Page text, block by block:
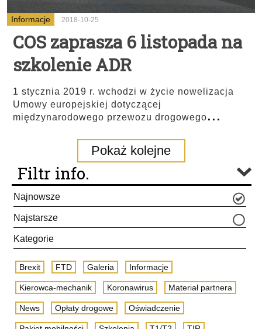
Informacje 2018-10-25
COS zaprasza 6 listopada na
szkolenie ADR
1 stycznia 2019 r. wchodzi w życie nowelizacja
Umowy europejskiej dotyczącej
międzynarodowego przewozu drogowego...
Pokaż kolejne
Filtr info.
Najnowsze
Najstarsze
Kategorie
Brexit FTD Galeria Informacje
Kierowca-mechanik Koronawirus Materiał partnera
News Opłaty drogowe Oświadczenie